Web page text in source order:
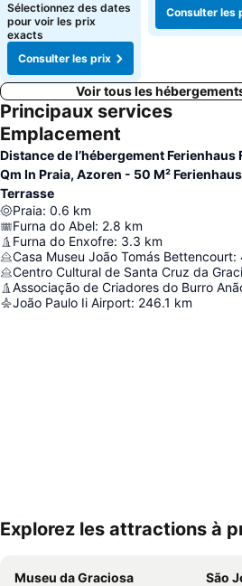
Sélectionnez des dates
pour voir les prix
exacts
Consulter les prix
Consulter les
Voir tous les
Principaux services
Emplacement
Distance de l’hébergement Ferienhaus
Qm In Praia, Azoren - 50 M²
Terrasse
Praia: 0.6 km
Furna do Abel: 2.8 km
Furna do Enxofre: 3.3 km
Casa Museu João Tomás Bettencourt:
Centro Cultural de Santa Cruz da
João Paulo Ii Airport: 246.1 km
Explorez les attractions à
Museu da Graciosa São